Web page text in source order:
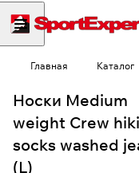
Главная Каталог
Носки Medium
weight Crew
socks washed
(L)